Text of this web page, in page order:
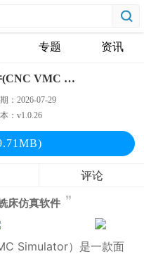
专题 资讯
cnc数控铣床仿真软件(CNC VMC Simulator)
：2026-07-29
：v1.0.26
评论
床仿真软件
Simulator）是一款面